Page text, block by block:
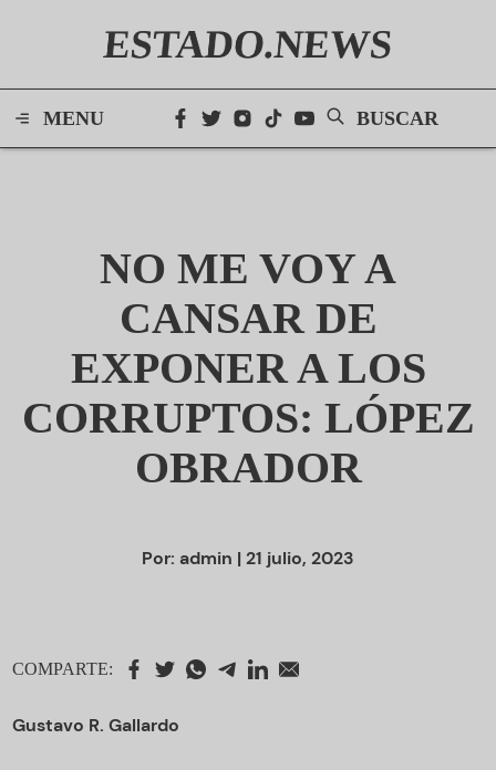
ESTADO.NEWS
MENU BUSCAR
NO ME VOY A
CANSAR DE
EXPONER A LOS
CORRUPTOS: LÓPEZ
OBRADOR
Por: admin | 21 julio, 2023
COMPARTE:
Gustavo R. Gallardo